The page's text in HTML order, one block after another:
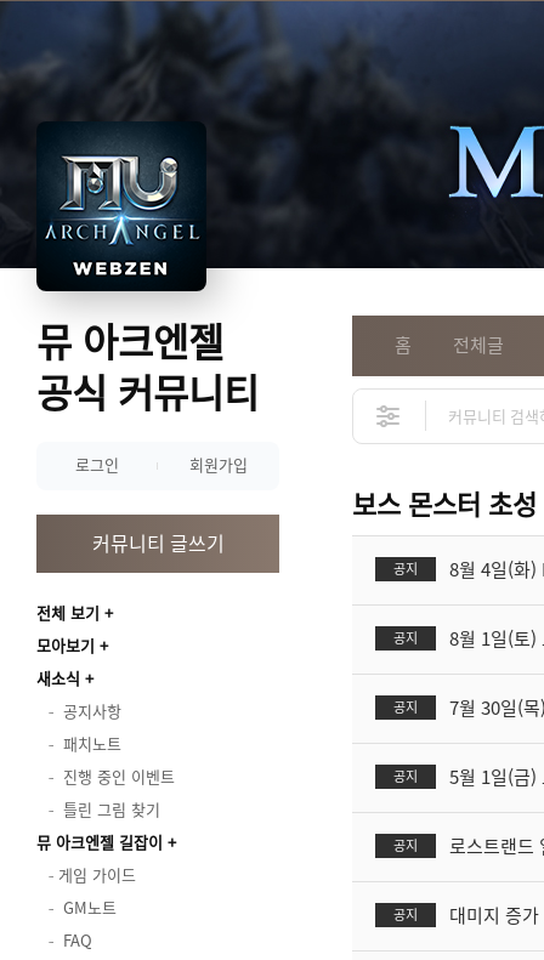
뮤 아크엔젤
공식 커뮤니티
로그인 회원가입
커뮤니티 글쓰기
전체 보기
모아보기
새소식
공지사항
패치노트
진행 중인 이벤트
틀린 그림 찾기
뮤 아크엔젤 길잡이
게임 가이드
GM노트
FAQ
홈 전체글
보스 몬스터 초
공지 8월 4일(화)
공지 8월 1일(토)
공지 7월 30일(
공지 5월 1일(금)
공지 로스트랜드
공지 대미지 증